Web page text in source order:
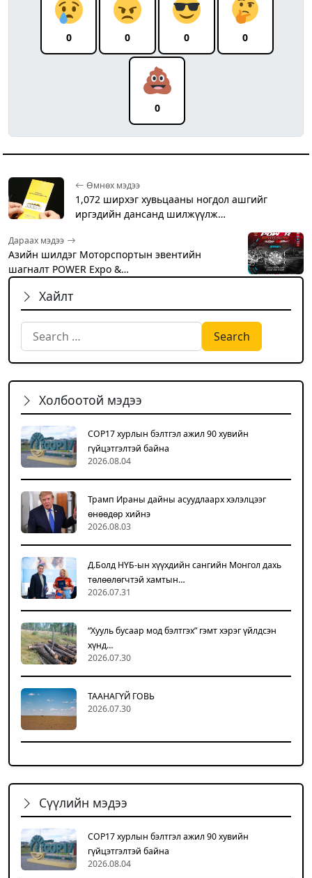
0 0 0 0
0
Өмнөх мэдээ
1,072 ширхэг хувьцааны ногдол ашгийг
иргэдийн дансанд шилжүүлж…
Дараах мэдээ
Азийн шилдэг Моторспортын эвентийн
шагналт POWER Expo &…
Хайлт
Search for:
Холбоотой мэдээ
COP17 хурлын бэлтгэл ажил 90 хувийн
гүйцэтгэлтэй байна
2026.08.04
Трамп Ираны дайны асуудлаарх хэлэлцээг
өнөөдөр хийнэ
2026.08.03
Д.Болд НҮБ-ын хүүхдийн сангийн Монгол дахь
төлөөлөгчтэй хамтын…
2026.07.31
“Хууль бусаар мод бэлтгэх” гэмт хэрэг үйлдсэн
хүнд…
2026.07.30
ТААНАГҮЙ ГОВЬ
2026.07.30
Сүүлийн мэдээ
COP17 хурлын бэлтгэл ажил 90 хувийн
гүйцэтгэлтэй байна
2026.08.04